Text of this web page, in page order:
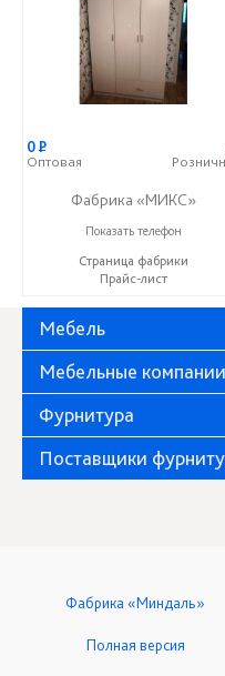
0Р
Оптовая
Фабрика «МИКС»
+7 (937) 423-36-37
Показать телефон
Страница фабрики
Прайс-лист
Мебель
Мебельные компании
Фурнитура
Поставщики
Фабрика «Миндаль»
Полная версия